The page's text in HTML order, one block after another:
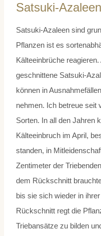
Satsuki-
Satsuki-Azaleen sind
Pflanzen ist es
Kälteeinbrüche
geschnittene Satsuki-
können in
nehmen. Ich betreue seit
Sorten. In all den Jahren
Kälteeinbruch im April,
standen, in
Zentimeter der
dem Rückschnitt
bis sie sich wieder in
Rückschnitt regt die
Triebansätze zu bilden